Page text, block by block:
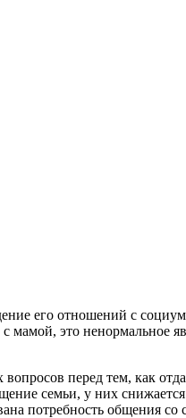
его отношений с
это ненормальное
перед тем, как
семьи, у них
потребность общения